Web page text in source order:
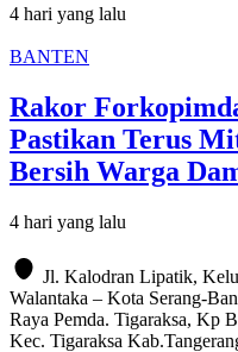
4 hari yang lalu
BANTEN
Rakor
Pastikan Terus
Bersih Warga
4 hari yang lalu
Jl. Kalodran Lipatik,
Walantaka – Kota Serang-
Raya Pemda. Tigaraksa, Kp
Kec. Tigaraksa